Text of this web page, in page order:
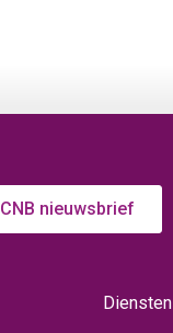
nieuwsbrief
Diensten